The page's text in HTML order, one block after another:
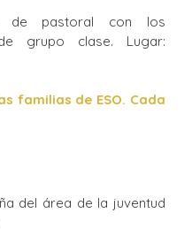
de pastoral con los
grupo clase. Lugar:
familias de ESO. Cada
del área de la juventud